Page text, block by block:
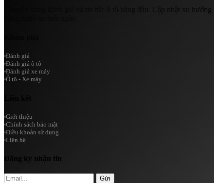
Chuyên trang đánh giá và tin tức ô tô hàng đầu. Cập nhật xu hướng
Đánh giá
Đánh giá ô tô
Đánh giá xe máy
Ô tô - Xe máy
Giới thiệu
Chính sách bảo mật
Điều khoản sử dụng
Liên hệ
Đăng ký nhận tin
Gửi